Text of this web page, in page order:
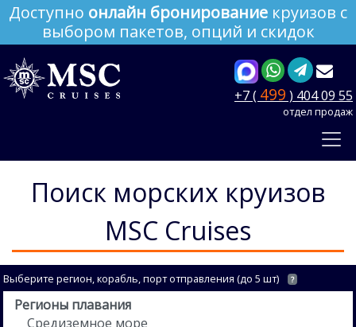
Доступно онлайн бронирование круизов с
выбором пакетов, опций и скидок
+7 ( 499 ) 404 09 55
отдел продаж
Поиск морских круизов
MSC Cruises
Выберите регион, корабль, порт отправления (до 5 шт) ?